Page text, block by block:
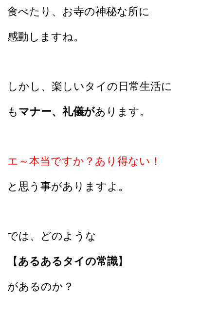
食べたり、お寺の神秘な所に
感動しますね。
しかし、楽しいタイの日常生活に
もマナー、礼儀があります。
エ～本当ですか？あり得ない！
と思う事がありますよ。
では、どのような
【あるあるタイの常識】
があるのか？